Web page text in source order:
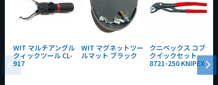
WIT マルチアングル
クィックツール CL-
917
WIT マグネットツー
ルマット ブラック
クニペックス コブラ
クイックセット
8721-250 KNIPEX